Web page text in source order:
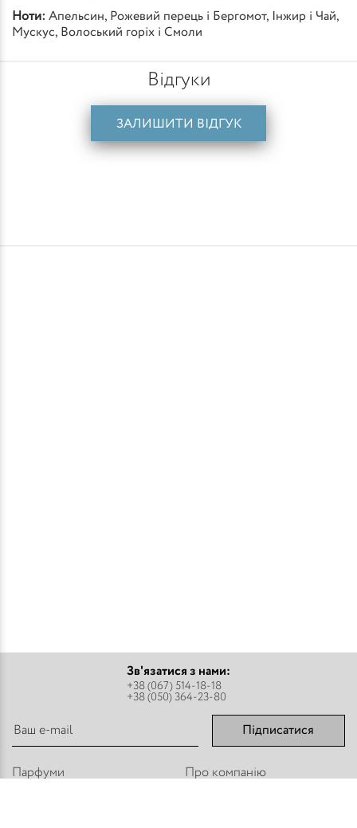
Ноти: Апельсин, Рожевий перець і Бергомот, Інжир і Чай,
Мускус, Волоський горіх і Смоли
Відгуки
ЗАЛИШИТИ ВІДГУК
Зв'язатися з нами:
+38 (067) 514-18-18
+38 (050) 364-23-80
Підписатися
Парфуми
Про компанію